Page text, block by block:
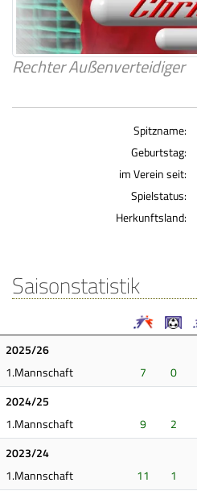
Rechter Außenverteidiger
Spitzname:
Geburtstag:
im Verein seit:
Spielstatus:
Herkunftsland:
Saisonstatistik
2025/26
1.Mannschaft
7 0
2024/25
1.Mannschaft
9 2
2023/24
1.Mannschaft
11 1